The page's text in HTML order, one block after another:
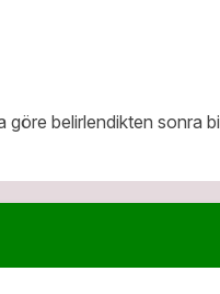
göre belirlendikten sonra